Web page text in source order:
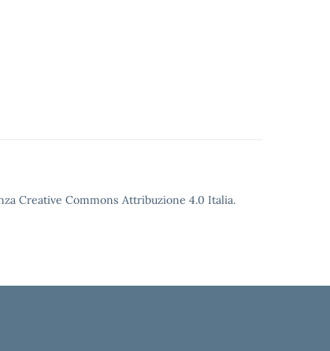
Creative Commons Attribuzione 4.0 Italia.